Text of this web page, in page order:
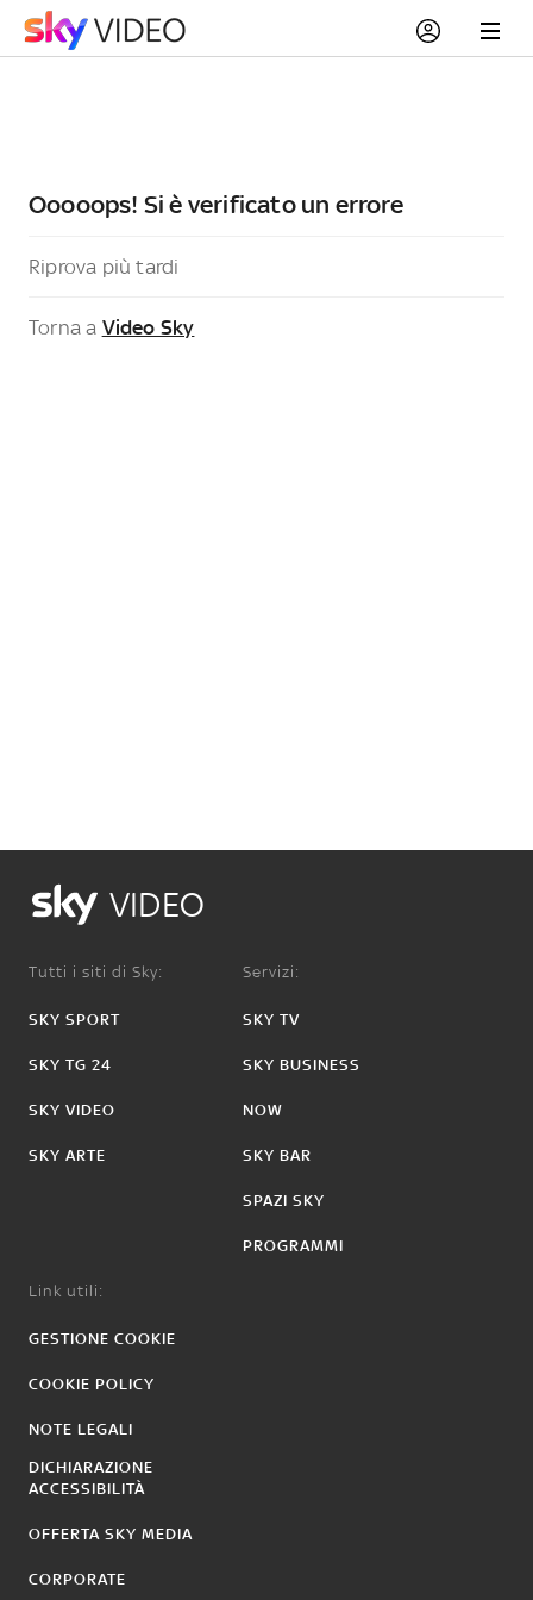
Ooooops! Si è verificato un errore
Riprova più tardi
Torna a Video Sky
VIDEO
Tutti i siti di Sky:
SKY SPORT
SKY TG 24
SKY VIDEO
SKY ARTE
Servizi:
SKY TV
SKY BUSINESS
NOW
SKY BAR
SPAZI SKY
PROGRAMMI
Link utili:
GESTIONE COOKIE
COOKIE POLICY
NOTE LEGALI
DICHIARAZIONE
ACCESSIBILITÀ
OFFERTA SKY MEDIA
CORPORATE